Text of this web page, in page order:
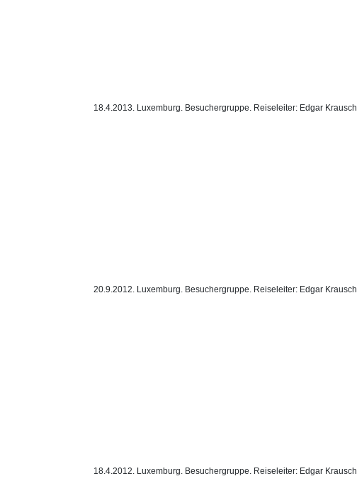
18.4.2013. Luxemburg. Besuchergruppe. Reiseleiter: Edgar Krausch
20.9.2012. Luxemburg. Besuchergruppe. Reiseleiter: Edgar Krausch
18.4.2012. Luxemburg. Besuchergruppe. Reiseleiter: Edgar Krausch